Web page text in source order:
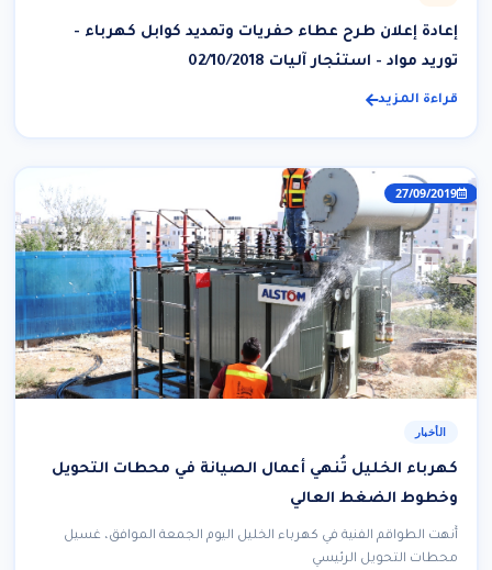
إعادة إعلان طرح عطاء حفريات وتمديد كوابل كهرباء -
توريد مواد - استئجار آليات 02/10/2018
قراءة المزيد
27/09/2019
الأخبار
كهرباء الخليل تُنهي أعمال الصيانة في محطات التحويل
وخطوط الضغط العالي
أَنهت الطواقم الفنية في كهرباء الخليل اليوم الجمعة الموافق، غسيل
محطات التحويل الرئيسي